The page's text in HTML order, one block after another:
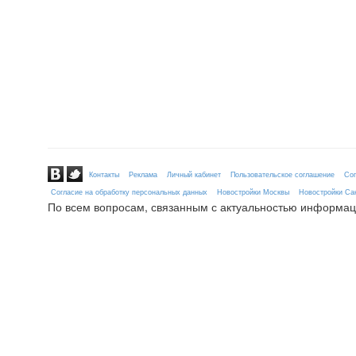
Контакты Реклама Личный кабинет Пользовательское соглашение
Согласие на обработку персональных данных
Новостройки Москвы Новостройки
По всем вопросам, связанным с актуальностью